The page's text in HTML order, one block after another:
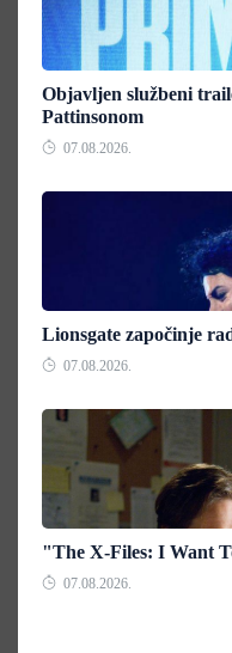
Objavljen službeni
Pattinsonom
07.08.2026.
Lionsgate započinje
07.08.2026.
"The X-Files: I Want
07.08.2026.